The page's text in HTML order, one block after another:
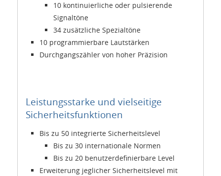
10 kontinuierliche oder pulsierende
Signaltöne
34 zusätzliche Spezialtöne
10 programmierbare Lautstärken
Durchgangszähler von hoher Präzision
Leistungsstarke und vielseitige
Sicherheitsfunktionen
Bis zu 50 integrierte Sicherheitslevel
Bis zu 30 internationale Normen
Bis zu 20 benutzerdefinierbare Level
Erweiterung jeglicher Sicherheitslevel mit